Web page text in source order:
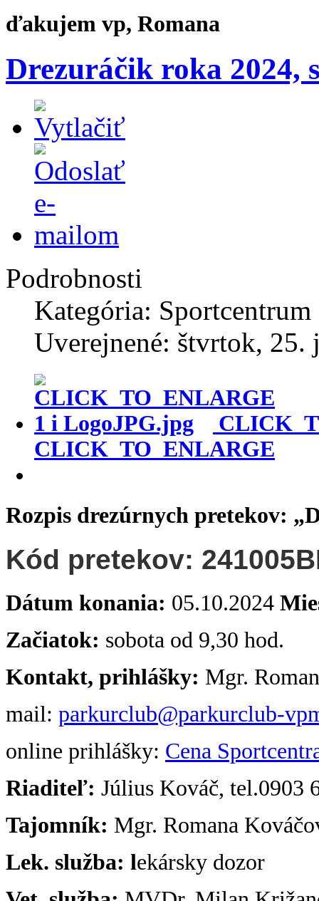
ďakujem vp, Romana
Drezuráčik roka 2024,
Podrobnosti
Kategória: Sportcentrum
Uverejnené: štvrtok, 25.
CLICK_TO_ENLARGE
Rozpis drezúrnych pretekov:
Kód pretekov:
Dátum konania: 05.10.2024
Začiatok: sobota od 9,30 hod.
Kontakt, prihlášky: Mgr.
mail: parkurclub@parkurclub-
online prihlášky: Cena
Riaditeľ: Július Kováč, tel.0903
Tajomník: Mgr. Romana
Lek. služba: lekársky